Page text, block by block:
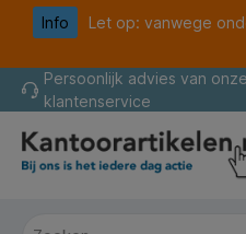
Ga naar de
Info
Let op: vanwege
Persoonlijk advies van onze
klantenservice